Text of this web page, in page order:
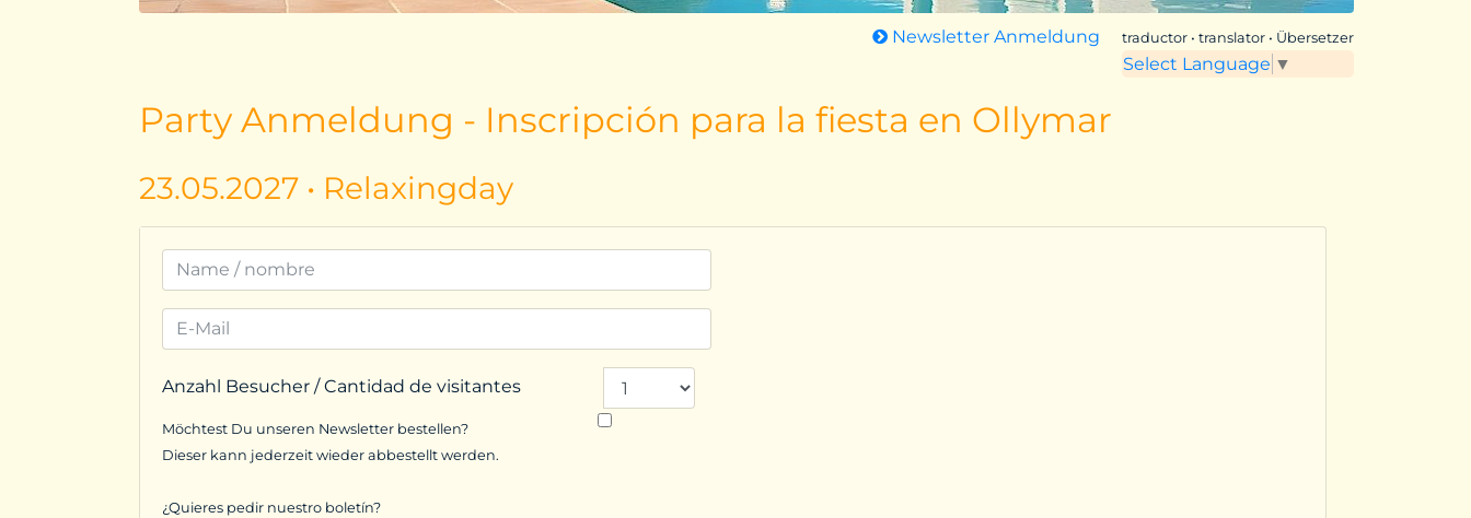
Newsletter Anmeldung traductor • translator • Übersetzer
Select Language ▼
Party Anmeldung - Inscripción para la fiesta en Ollymar
23.05.2027 • Relaxingday
Anzahl Besucher / Cantidad de visitantes
Möchtest Du unseren Newsletter bestellen?
Dieser kann jederzeit wieder abbestellt werden.
¿Quieres pedir nuestro boletín?